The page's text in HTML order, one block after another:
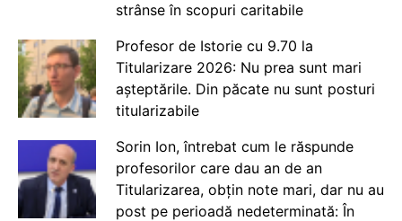
strânse în scopuri caritabile
Profesor de Istorie cu 9.70 la
Titularizare 2026: Nu prea sunt mari
așteptările. Din păcate nu sunt posturi
titularizabile
Sorin Ion, întrebat cum le răspunde
profesorilor care dau an de an
Titularizarea, obțin note mari, dar nu au
post pe perioadă nedeterminată: În